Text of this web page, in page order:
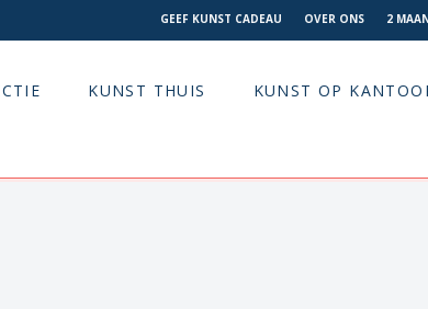
GEEF KUNST CADEAU OVER ONS 2
KUNST THUIS KUNST OP